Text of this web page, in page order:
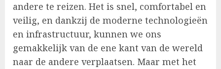
andere te reizen. Het is snel, comfortabel en
veilig, en dankzij de moderne technologieën
en infrastructuur, kunnen we ons
gemakkelijk van de ene kant van de wereld
naar de andere verplaatsen. Maar met het